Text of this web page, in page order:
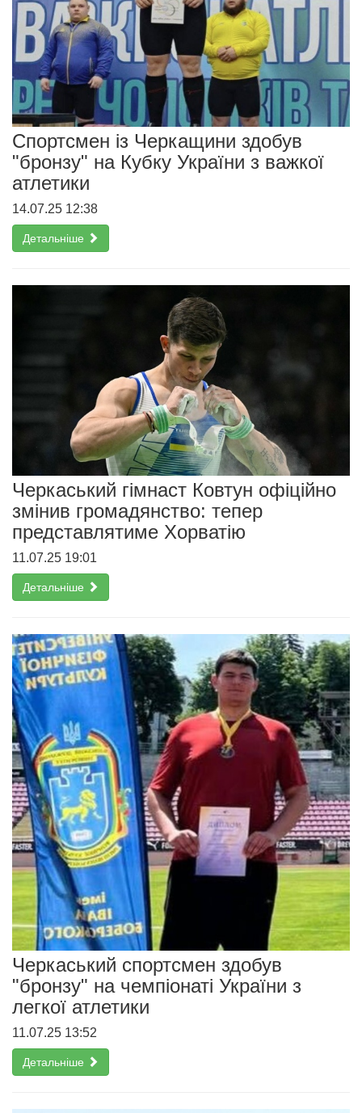
Спортсмен із Черкащини здобув
"бронзу" на Кубку України з важкої
атлетики
14.07.25 12:38
Детальніше
Черкаський гімнаст Ковтун офіційно
змінив громадянство: тепер
представлятиме Хорватію
11.07.25 19:01
Детальніше
Черкаський спортсмен здобув
"бронзу" на чемпіонаті України з
легкої атлетики
11.07.25 13:52
Детальніше